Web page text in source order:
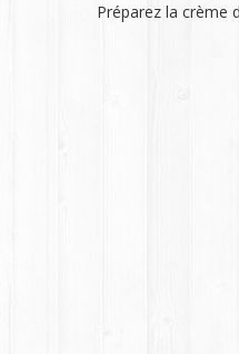
Préparez la crème